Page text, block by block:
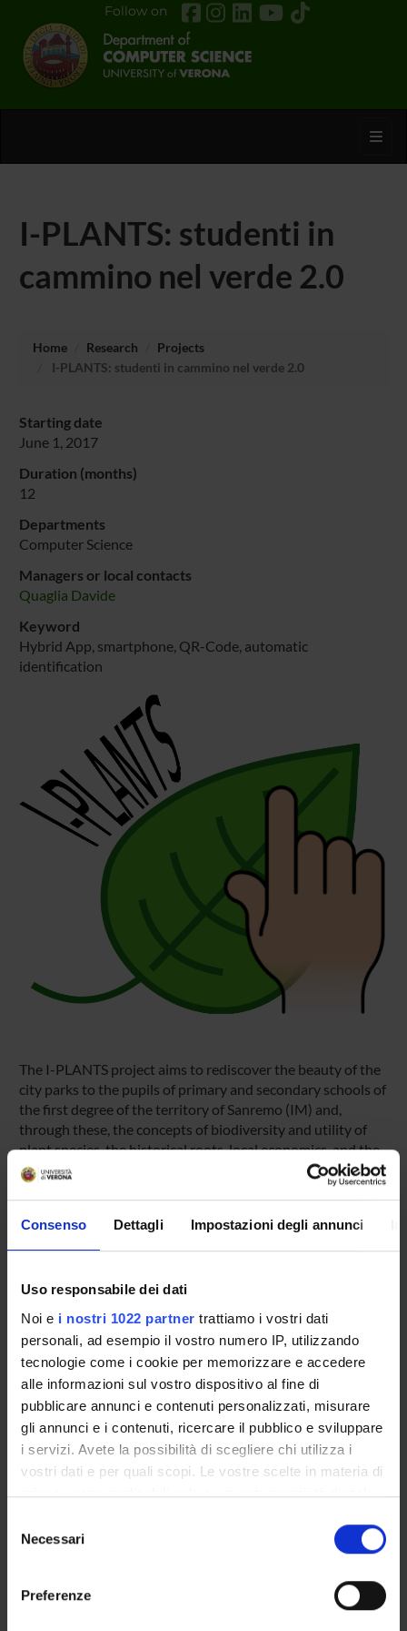
Consenso Dettagli Impostazioni degli annunci
Uso responsabile dei dati
Noi e i nostri 1022 partner trattiamo i vostri dati
personali, ad esempio il vostro numero IP, utilizzando
tecnologie come i cookie per memorizzare e accedere
alle informazioni sul vostro dispositivo al fine di
pubblicare annunci e contenuti personalizzati, misurare
gli annunci e i contenuti, ricercare il pubblico e sviluppare
i servizi. Avete la possibilità di scegliere chi utilizza i
vostri dati e per quali scopi. Le vostre scelte in materia di
privacy sono applicabili solo su questa proprietà digitale
modificare o revocare il proprio consenso in qualsiasi
momento dalla Dichiarazione sui cookie o facendo clic
delNecessari
Preferenze
Follow on
I-PLANTS: studenti in
cammino nel verde 2.0
Home Research
Projects
I-PLANTS: studenti in cammino nel verde 2.0
Starting date
June 1, 2017
Duration (months)
12
Departments
Computer Science
Managers or local contacts
Quaglia Davide
Keyword
Hybrid App, smartphone, QR-Code, automatic
identification
The I-PLANTS project aims to rediscover the beauty of the
city parks to the pupils of primary and secondary schools of
the first degree of the territory of Sanremo (IM) and,
through these, the concepts of biodiversity and utility of
plant species, the historical roots, local economics, and the
ethical value of the world's cultures. This general objective
will be achieved through the following specific objectives:
interact with the trees and shrubs of city parks, enrich them
with images, voices and texts created by the students
2) Organization of extracurricular activities in parks for
researching and sharing information on plant specimens.
3) Organization of training sessions in the classroom and at
CREA.
PROJECT PARTICIPANTS
Davide Quaglia
Associate Professor
RESEARCH AREAS INVOLVED IN THE PROJECT
Education